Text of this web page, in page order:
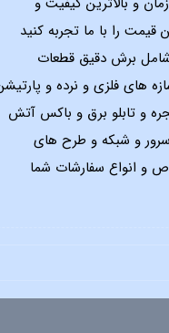
قیمت را با ما تجربه کنید
برش دقیق قطعات
های فلزی و نرده و
و تابلو برق و باکس آتش
و شبکه و طرح های
و انواع سفارشات شما